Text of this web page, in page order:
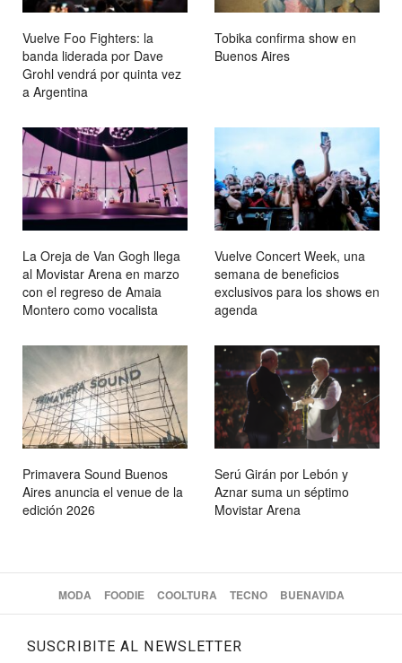
Vuelve Foo Fighters: la
banda liderada por Dave
Grohl vendrá por quinta vez
a Argentina
Tobika confirma show en
Buenos Aires
La Oreja de Van Gogh llega
al Movistar Arena en marzo
con el regreso de Amaia
Montero como vocalista
Vuelve Concert Week, una
semana de beneficios
exclusivos para los shows en
agenda
Primavera Sound Buenos
Aires anuncia el venue de la
edición 2026
Serú Girán por Lebón y
Aznar suma un séptimo
Movistar Arena
MODA FOODIE COOLTURA TECNO BUENAVIDA
SUSCRIBITE AL NEWSLETTER